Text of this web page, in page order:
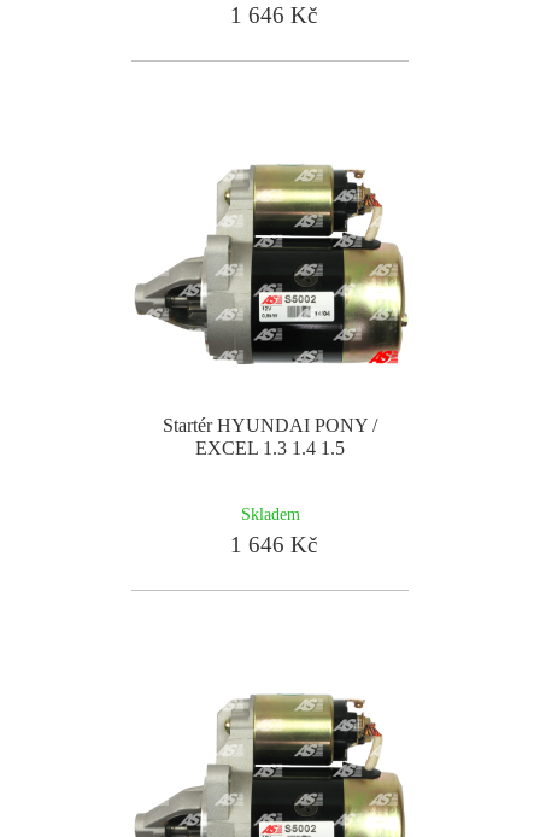
1 646 Kč
Startér HYUNDAI PONY /
EXCEL 1.3 1.4 1.5
Skladem
1 646 Kč